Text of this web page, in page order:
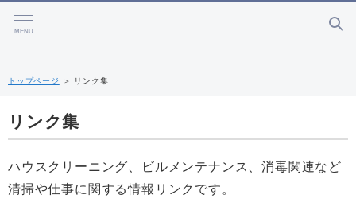
MENU
トップページ ＞ リンク集
リンク集
ハウスクリーニング、ビルメンテナンス、消毒関連など
清掃や仕事に関する情報リンクです。